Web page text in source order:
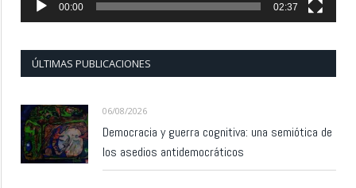
00:00 02:37
ÚLTIMAS PUBLICACIONES
06/08/2026
Democracia y guerra cognitiva: una semiótica de
los asedios antidemocráticos